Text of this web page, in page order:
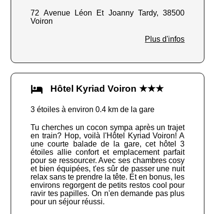
72 Avenue Léon Et Joanny Tardy, 38500
Voiron
Plus d'infos
Hôtel Kyriad Voiron ★★★
3 étoiles à environ 0.4 km de la gare
Tu cherches un cocon sympa après un trajet
en train? Hop, voilà l'Hôtel Kyriad Voiron! A
une courte balade de la gare, cet hôtel 3
étoiles allie confort et emplacement parfait
pour se ressourcer. Avec ses chambres cosy
et bien équipées, t'es sûr de passer une nuit
relax sans te prendre la tête. Et en bonus, les
environs regorgent de petits restos cool pour
ravir tes papilles. On n'en demande pas plus
pour un séjour réussi.